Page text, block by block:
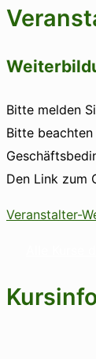
Bitte melden
Bitte
Den Link zum
Veranstalter-